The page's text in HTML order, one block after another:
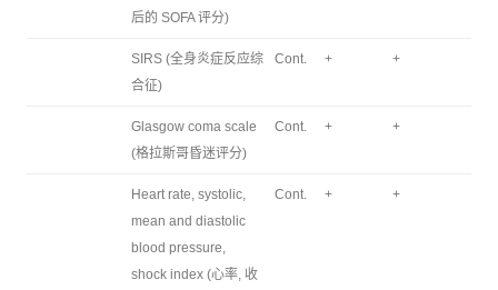
后的 SOFA 评分)
SIRS (全身炎症反应综
合征)
Cont. + +
Glasgow coma scale
(格拉斯哥昏迷评分)
Cont. + +
Heart rate, systolic,
mean and diastolic
blood pressure,
shock index (心率, 收
Cont. + +